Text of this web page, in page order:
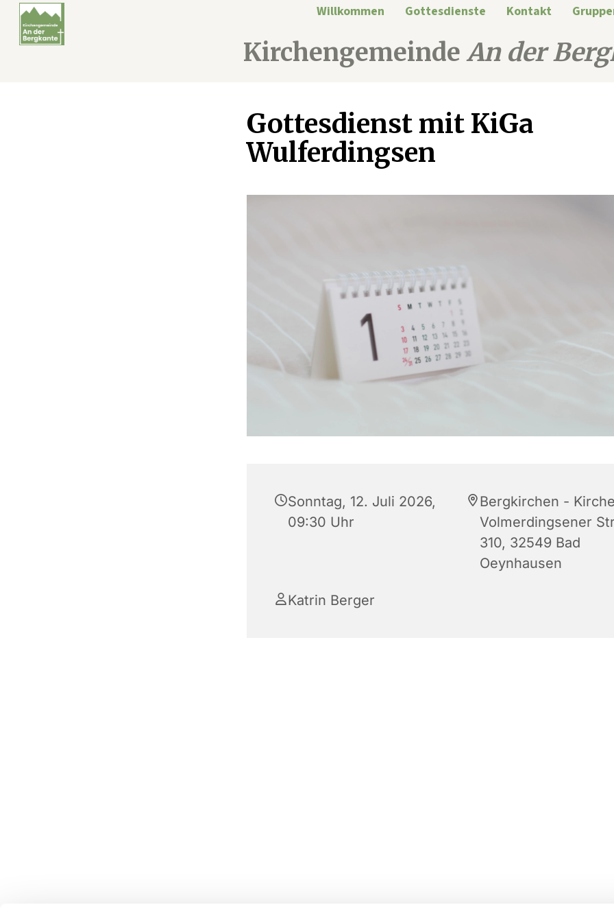
Willkommen Gottesdienste Kontakt
KirchengemeindeAn der
Gottesdienst mit KiGa
Wulferdingsen
Sonntag, 12. Juli 2026,
09:30 Uhr
Bergkirchen -
Volmerdingsener
310, 32549 Bad
Oeynhausen
Katrin Berger